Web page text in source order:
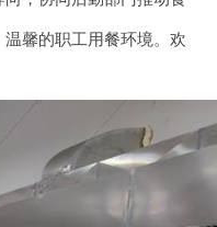
馨的职工用餐环境。欢